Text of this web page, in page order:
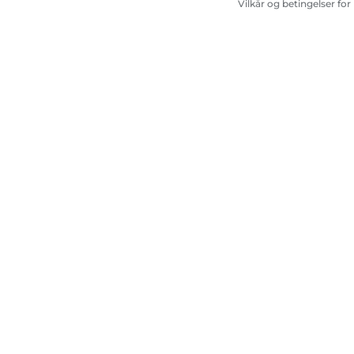
Vilkår og betingelser for